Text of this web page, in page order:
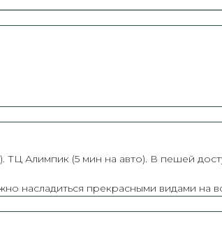
Алимпик (5 мин на авто). В пешей
насладиться прекрасными видами на